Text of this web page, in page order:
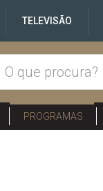
TELEVISÃO
PROGRAMAS